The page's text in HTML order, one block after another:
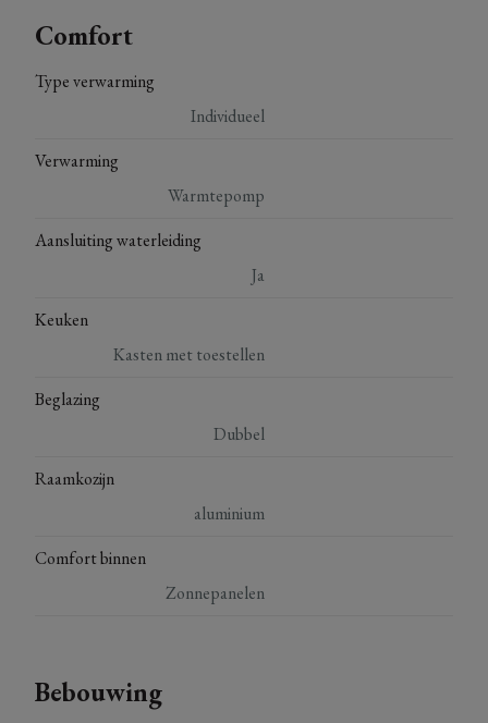
Comfort
Type verwarming
Individueel
Verwarming
Warmtepomp
Aansluiting waterleiding
Ja
Keuken
Kasten met toestellen
Beglazing
Dubbel
Raamkozijn
aluminium
Comfort binnen
Zonnepanelen
Bebouwing